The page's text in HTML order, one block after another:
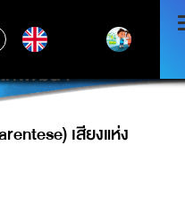
เสียงแห่ง
ห้พัฒนา
เสียงแห่ง